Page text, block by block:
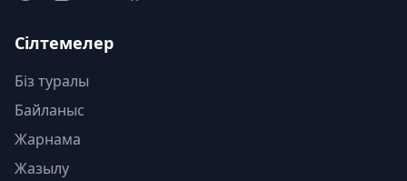
Сілтемелер
Біз туралы
Байланыс
Жарнама
Жазылу